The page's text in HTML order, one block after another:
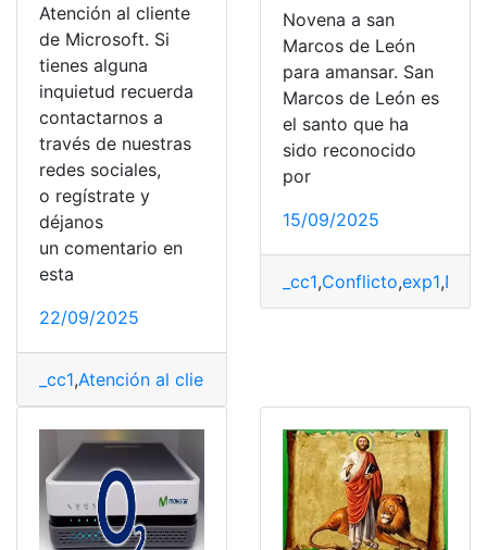
Atención al cliente
de Microsoft. Si
tienes alguna
inquietud recuerda
contactarnos a
través de nuestras
redes sociales,
o regístrate y
déjanos
un comentario en
esta
22/09/2025
_cc1,Atención al cliente
Novena a san
Marcos de León
para amansar. San
Marcos de León es
el santo que ha
sido reconocido
por
15/09/2025
_cc1,Conflicto,exp1,